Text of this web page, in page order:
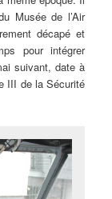
Musée de l’Air
décapé et
pour intégrer
suivant, date à
III de la Sécurité